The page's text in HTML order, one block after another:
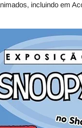
incluindo em